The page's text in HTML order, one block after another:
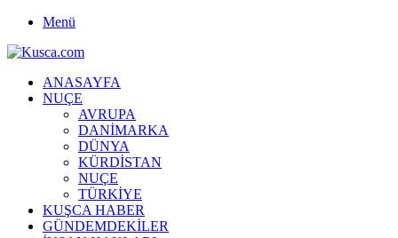
Menü
ANASAYFA
NUÇE
AVRUPA
DANİMARKA
DÜNYA
KÜRDİSTAN
NUÇE
TÜRKİYE
KUŞCA HABER
GÜNDEMDEKİLER